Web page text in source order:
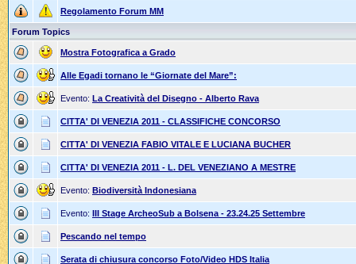
Regolamento Forum MM
Forum Topics
Mostra Fotografica a Grado
Alle Egadi tornano le “Giornate del Mare”:
Evento: La Creatività del Disegno - Alberto Rava
CITTA' DI VENEZIA 2011 - CLASSIFICHE CONCORSO
CITTA' DI VENEZIA FABIO VITALE E LUCIANA BUCHER
CITTA' DI VENEZIA 2011 - L. DEL VENEZIANO A MESTRE
Evento: Biodiversità Indonesiana
Evento: III Stage ArcheoSub a Bolsena - 23.24.25 Settembre
Pescando nel tempo
Serata di chiusura concorso Foto/Video HDS Italia